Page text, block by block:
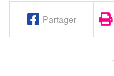
Partager